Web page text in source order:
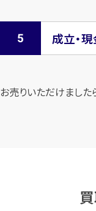
成立・
お売りいただけました